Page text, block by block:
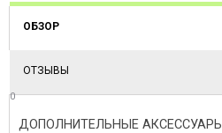
ОБЗОР
ОТЗЫВЫ
0
ДОПОЛНИТЕЛЬНЫЕ АКСЕССУАРЫ